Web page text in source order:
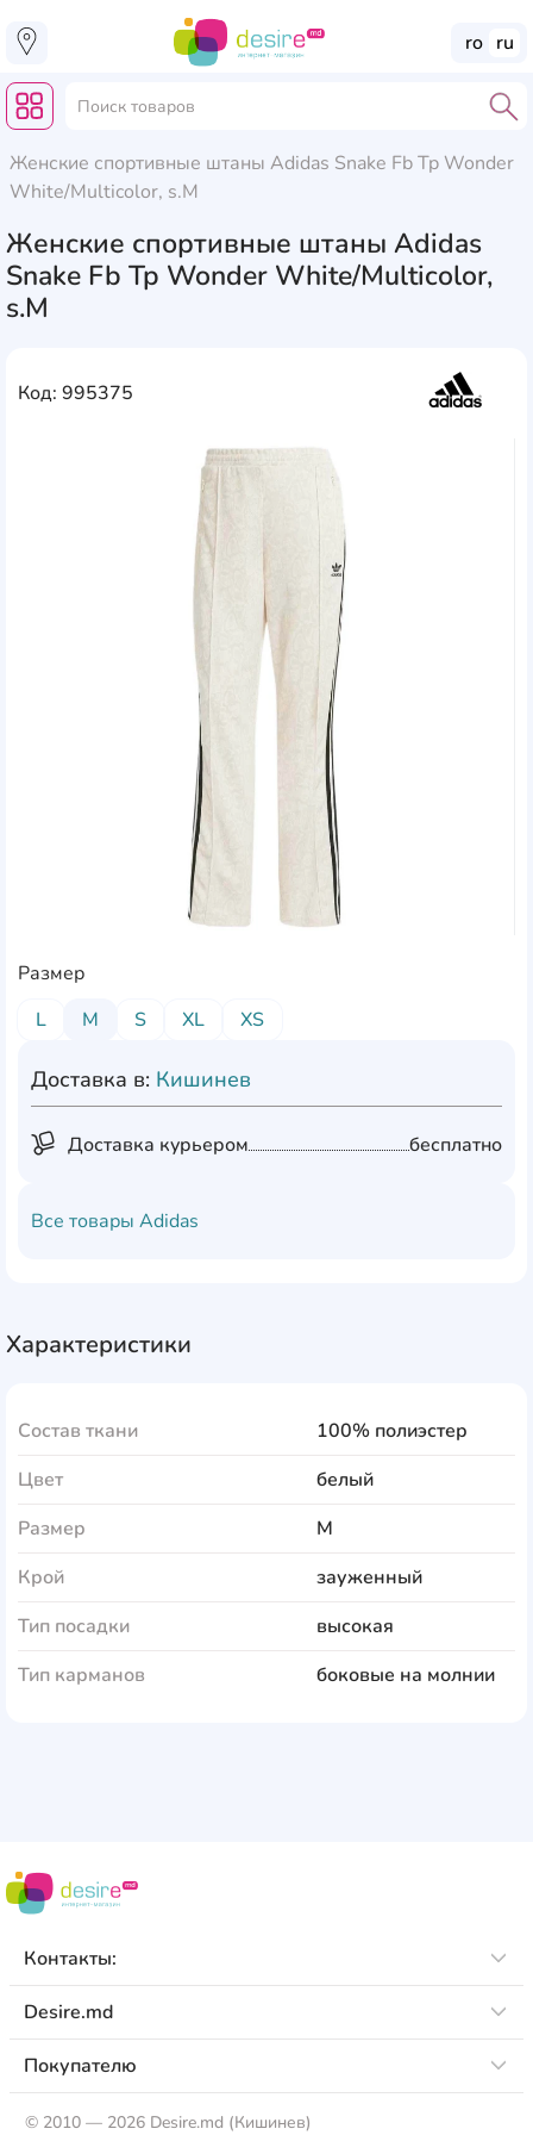
ro ru
Женские спортивные штаны Adidas Snake Fb Tp Wonder
White/Multicolor, s.M
Женские спортивные штаны Adidas
Snake Fb Tp Wonder White/Multicolor,
s.M
Код: 995375
Размер
L
M S XL XS
Доставка в: Кишинев
Доставка курьером бесплатно
Все товары Adidas
Характеристики
Состав ткани
100% полиэстер
Цвет
белый
Размер
M
Крой
зауженный
Тип посадки
высокая
Тип карманов
боковые на молнии
Контакты:
Desire.md
Покупателю
© 2010 — 2026 Desire.md (Кишинев)